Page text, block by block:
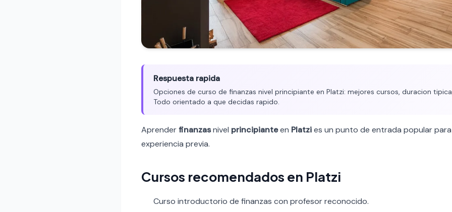
Respuesta rapida
Opciones de curso de finanzas nivel principiante en Platzi: mejores cursos, duracion
Todo orientado a que decidas rapido.
Aprenderfinanzasnivel principianteen Platzies un punto de entrada popular
experiencia previa.
Cursos recomendados en Platzi
Curso introductorio de finanzas con profesor reconocido.